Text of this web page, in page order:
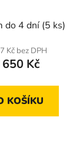
do 4 dní (5 ks)
Kč bez DPH
Kč
KOŠÍKU